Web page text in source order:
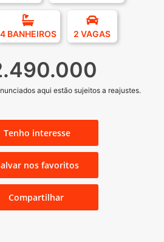
4 BANHEIROS 2 VAGAS
aqui estão sujeitos a reajustes.
Tenho interesse
nos favoritos
Compartilhar